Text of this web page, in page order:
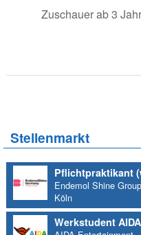
Zuschauer ab 3
Stellenmarkt
Pflichtpraktikant
Endemol Shine
Köln
Werkstudent